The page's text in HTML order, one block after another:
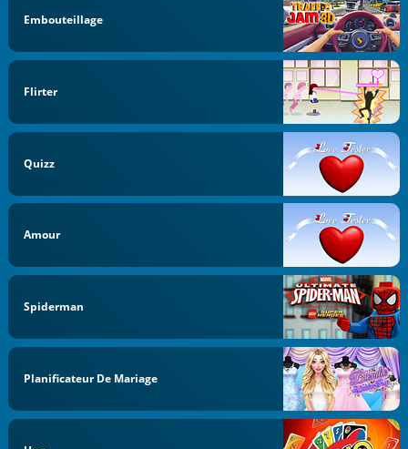
Embouteillage
Flirter
Quizz
Amour
Spiderman
Planificateur De Mariage